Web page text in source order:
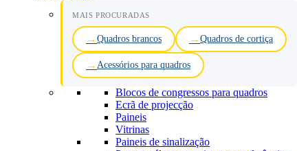
MAIS PROCURADAS
Quadros brancos Quadros de cortiça
Acessórios para quadros
Blocos de congressos para quadros
Ecrã de projecção
Paineis
Vitrinas
Paineis de sinalização